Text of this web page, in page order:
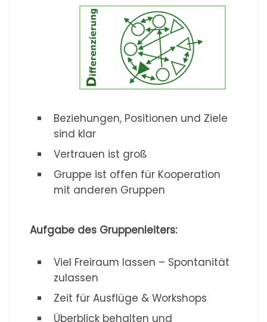
Beziehungen, Positionen und Ziele
sind klar
Vertrauen ist groß
Gruppe ist offen für Kooperation
mit anderen Gruppen
Aufgabe des Gruppenleiters:
Viel Freiraum lassen – Spontanität
zulassen
Zeit für Ausflüge & Workshops
Überblick behalten und